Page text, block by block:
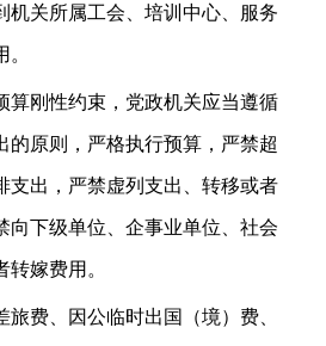
机关所属工会、培训中心、服务
性约束，党政机关应当遵循
的原则，严格执行预算，严禁超
支出，严禁虚列支出、转移或者
向下级单位、企事业单位、社会
嫁费用。
费、因公临时出国（境）费、